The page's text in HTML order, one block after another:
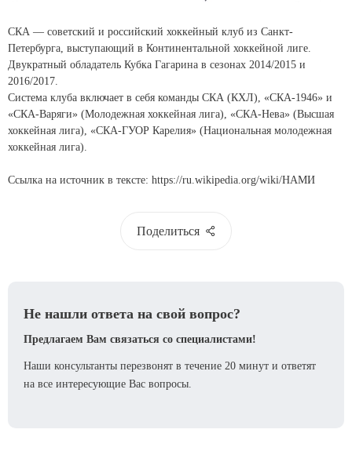
СКА — советский и российский хоккейный клуб из Санкт-
Петербурга, выступающий в Континентальной хоккейной лиге.
Двукратный обладатель Кубка Гагарина в сезонах 2014/2015 и
2016/2017.
Система клуба включает в себя команды СКА (КХЛ), «СКА-1946» и
«СКА-Варяги» (Молодежная хоккейная лига), «СКА-Нева» (Высшая
хоккейная лига), «СКА-ГУОР Карелия» (Национальная молодежная
хоккейная лига).
Ссылка на источник в тексте: https://ru.wikipedia.org/wiki/НАМИ
Поделиться
Не нашли ответа на свой вопрос?
Предлагаем Вам связаться со специалистами!
Наши консультанты перезвонят в течение 20 минут и ответят
на все интересующие Вас вопросы.